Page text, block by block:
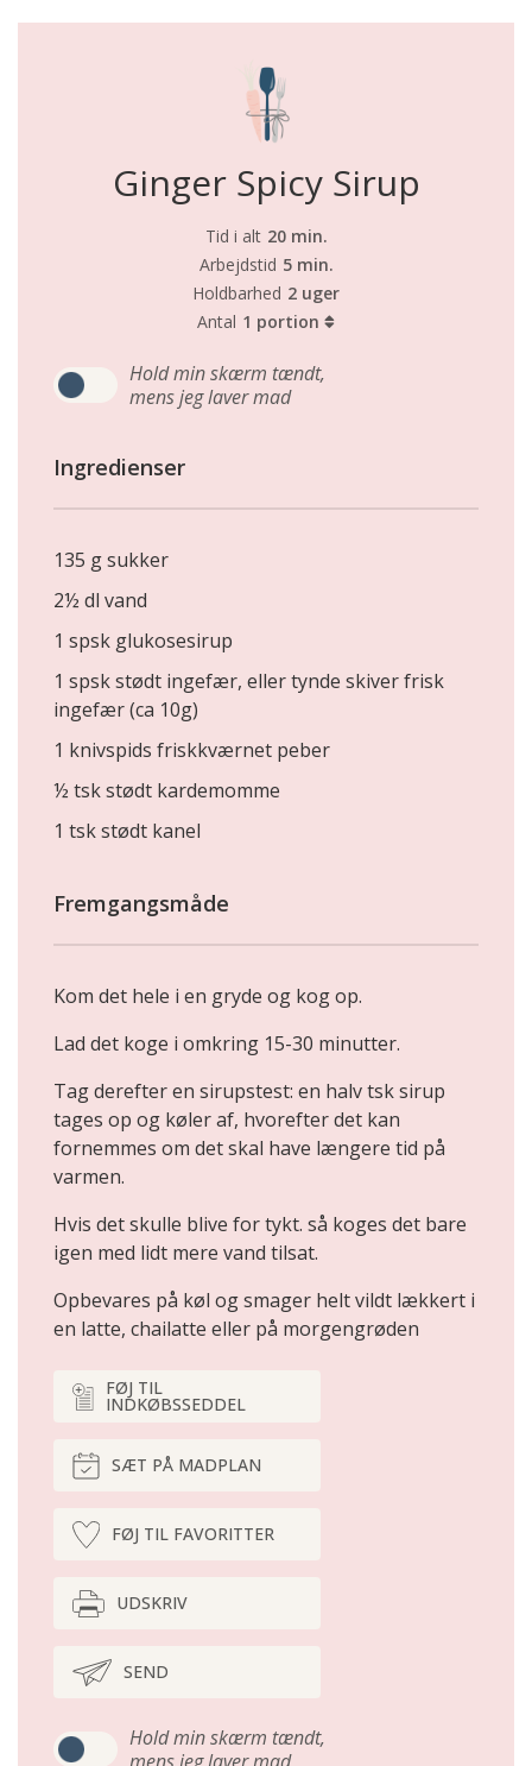
Ginger Spicy Sirup
Tid i alt 20 min.
Arbejdstid 5 min.
Holdbarhed 2 uger
Antal 1 portion
Hold min skærm tændt,
mens jeg laver mad
Ingredienser
135 g sukker
2½ dl vand
1 spsk glukosesirup
1 spsk stødt ingefær, eller tynde skiver frisk
ingefær (ca 10g)
1 knivspids friskkværnet peber
½ tsk stødt kardemomme
1 tsk stødt kanel
Fremgangsmåde
Kom det hele i en gryde og kog op.
Lad det koge i omkring 15-30 minutter.
Tag derefter en sirupstest: en halv tsk sirup
tages op og køler af, hvorefter det kan
fornemmes om det skal have længere tid på
varmen.
Hvis det skulle blive for tykt. så koges det bare
igen med lidt mere vand tilsat.
Opbevares på køl og smager helt vildt lækkert i
en latte, chailatte eller på morgengrøden
FØJ TIL
INDKØBSSEDDEL
SÆT PÅ MADPLAN
FØJ TIL FAVORITTER
UDSKRIV
SEND
Hold min skærm tændt,